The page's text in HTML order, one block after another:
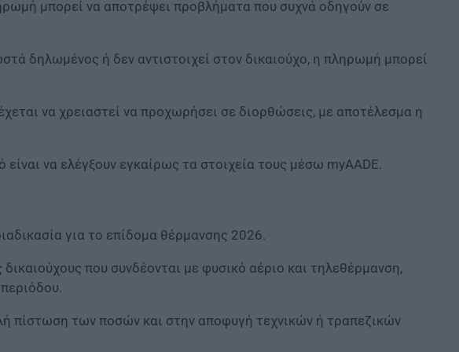
μπορεί να αποτρέψει προβλήματα που συχνά οδηγούν σε
δηλωμένος ή δεν αντιστοιχεί στον δικαιούχο, η πληρωμή μπορεί
να χρειαστεί να προχωρήσει σε διορθώσεις, με αποτέλεσμα η
είναι να ελέγξουν εγκαίρως τα στοιχεία τους μέσω myAADE.
για το επίδομα θέρμανσης 2026.
που συνδέονται με φυσικό αέριο και τηλεθέρμανση,
πίστωση των ποσών και στην αποφυγή τεχνικών ή τραπεζικών